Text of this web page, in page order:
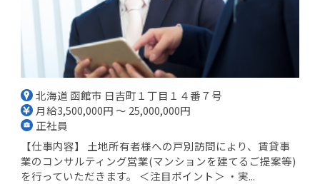
北海道 函館市 日吉町１丁目１４番７号
月給3,500,000円 ～ 25,000,000円
正社員
【仕事内容】 土地所有者様への戸別訪問により、賃貸事
業のコンサルティング営業(マンションを建てるご提案等)
を行っていただきます。 ＜注目ポイント＞ ・実...